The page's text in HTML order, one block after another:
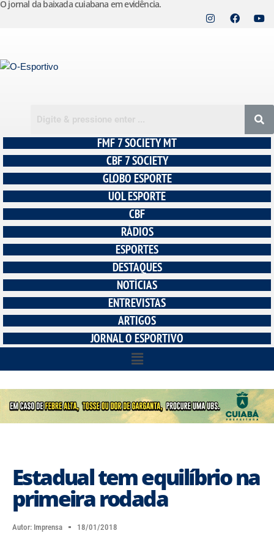
o
O jornal da baixada cuiabana em evidência.
FMF 7 SOCIETY MT
CBF 7 SOCIETY
GLOBO ESPORTE
UOL ESPORTE
CBF
RÁDIOS
ESPORTES
DESTAQUES
NOTÍCIAS
ENTREVISTAS
ARTIGOS
JORNAL O ESPORTIVO
Estadual tem equilíbrio na
primeira rodada
Autor: Imprensa 18/01/2018